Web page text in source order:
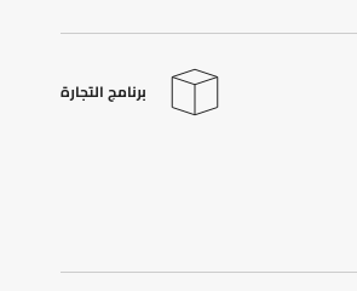
برنامج التجارة